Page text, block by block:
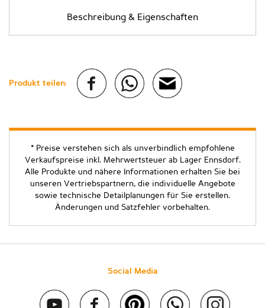
Beschreibung & Eigenschaften
Produkt teilen:
* Preise verstehen sich als unverbindlich empfohlene
Verkaufspreise inkl. Mehrwertsteuer ab Lager Ennsdorf.
Alle Produkte und nähere Informationen erhalten Sie bei
unseren Vertriebspartnern, die individuelle Angebote
sowie technische Detailplanungen für Sie erstellen.
Änderungen und Satzfehler vorbehalten.
Social Media